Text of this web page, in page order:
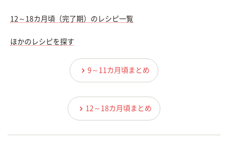
12～18カ月頃（完了期）のレシピ一覧
ほかのレシピを探す
9～11カ月頃まとめ
12～18カ月頃まとめ